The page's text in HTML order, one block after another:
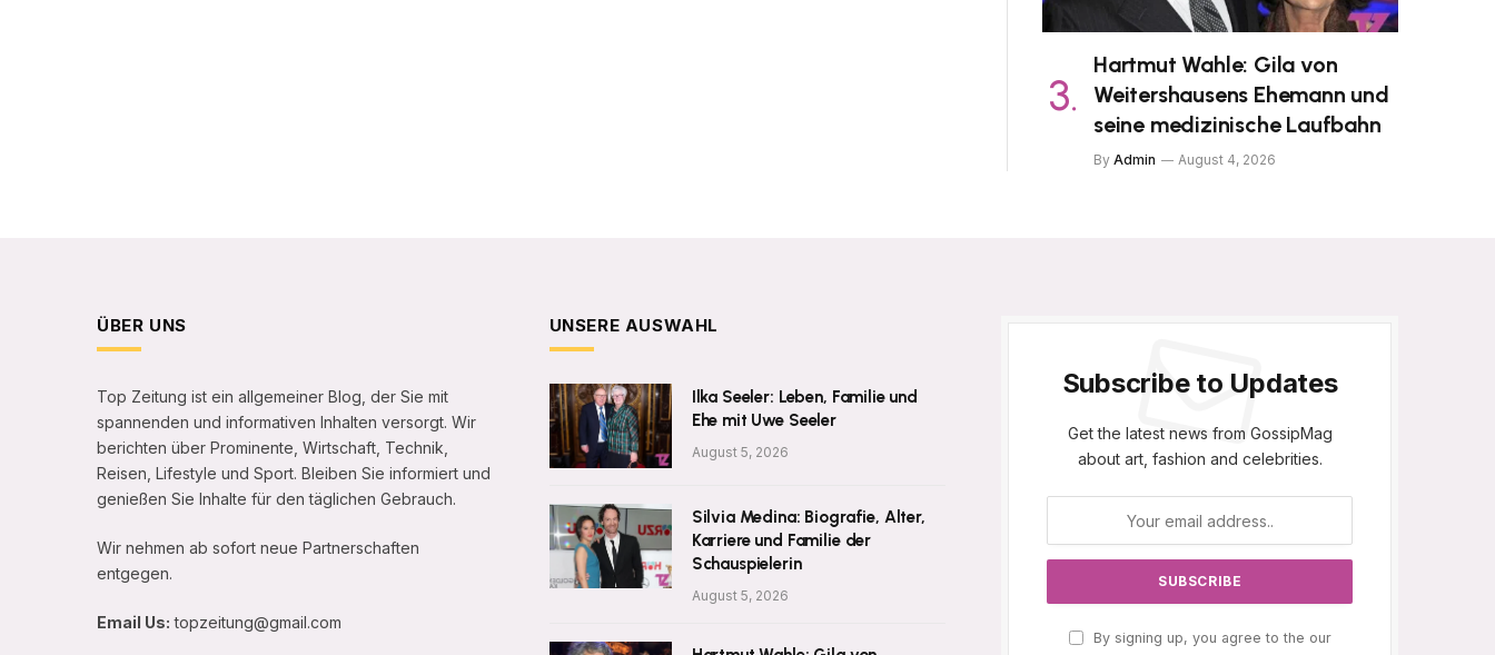
Hartmut Wahle: Gila von
Weitershausens Ehemann und
seine medizinische Laufbahn
By Admin August 4, 2026
ÜBER UNS
Top Zeitung ist ein allgemeiner Blog, der Sie mit
spannenden und informativen Inhalten versorgt. Wir
berichten über Prominente, Wirtschaft, Technik,
Reisen, Lifestyle und Sport. Bleiben Sie informiert und
genießen Sie Inhalte für den täglichen Gebrauch.
Wir nehmen ab sofort neue Partnerschaften
entgegen.
Email Us: topzeitung@gmail.com
UNSERE AUSWAHL
Ilka Seeler: Leben, Familie und
Ehe mit Uwe Seeler
August 5, 2026
Silvia Medina: Biografie, Alter,
Karriere und Familie der
Schauspielerin
August 5, 2026
Subscribe to Updates
Get the latest news from GossipMag
about art, fashion and celebrities.
By signing up, you agree to the our